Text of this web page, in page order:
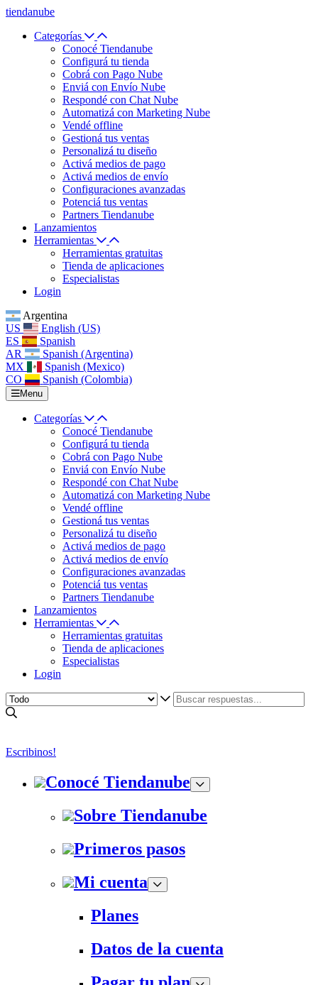
tiendanube
Categorías
Conocé Tiendanube
Configurá tu tienda
Cobrá con Pago Nube
Enviá con Envío Nube
Respondé con Chat Nube
Automatizá con Marketing Nube
Vendé offline
Gestioná tus ventas
Personalizá tu diseño
Activá medios de pago
Activá medios de envío
Configuraciones avanzadas
Potenciá tus ventas
Partners Tiendanube
Lanzamientos
Herramientas
Herramientas gratuitas
Tienda de aplicaciones
Especialistas
Login
Argentina
US
English (US)
ES
Spanish
AR
Spanish (Argentina)
MX
Spanish (Mexico)
CO
Spanish (Colombia)
Menu
Categorías
Conocé Tiendanube
Configurá tu tienda
Cobrá con Pago Nube
Enviá con Envío Nube
Respondé con Chat Nube
Automatizá con Marketing Nube
Vendé offline
Gestioná tus ventas
Personalizá tu diseño
Activá medios de pago
Activá medios de envío
Configuraciones avanzadas
Potenciá tus ventas
Partners Tiendanube
Lanzamientos
Herramientas
Herramientas gratuitas
Tienda de aplicaciones
Especialistas
Login
Escribinos!
Conocé Tiendanube
Sobre Tiendanube
Primeros pasos
Mi cuenta
Planes
Datos de la cuenta